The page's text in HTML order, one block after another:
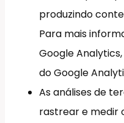
produzindo
Para mais
Google
do Google
As análises de
rastrear e medir